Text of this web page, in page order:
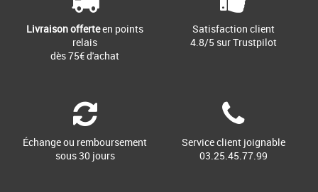
Livraison offerteen points
relais
dès 75€ d'achat
Satisfaction client
4.8/5 sur Trustpilot
Échange ou remboursement
sous 30 jours
Service client joignable
03.25.45.77.99